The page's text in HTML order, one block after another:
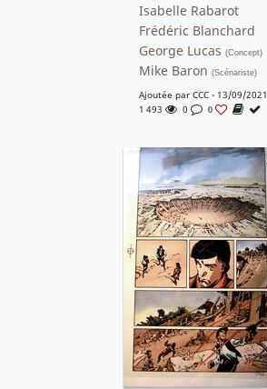
Isabelle Rabarot
Frédéric Blanchard
George Lucas (Concept)
Mike Baron (Scénariste)
Ajoutée par CCC - 13/09/2021
1 493
0 0